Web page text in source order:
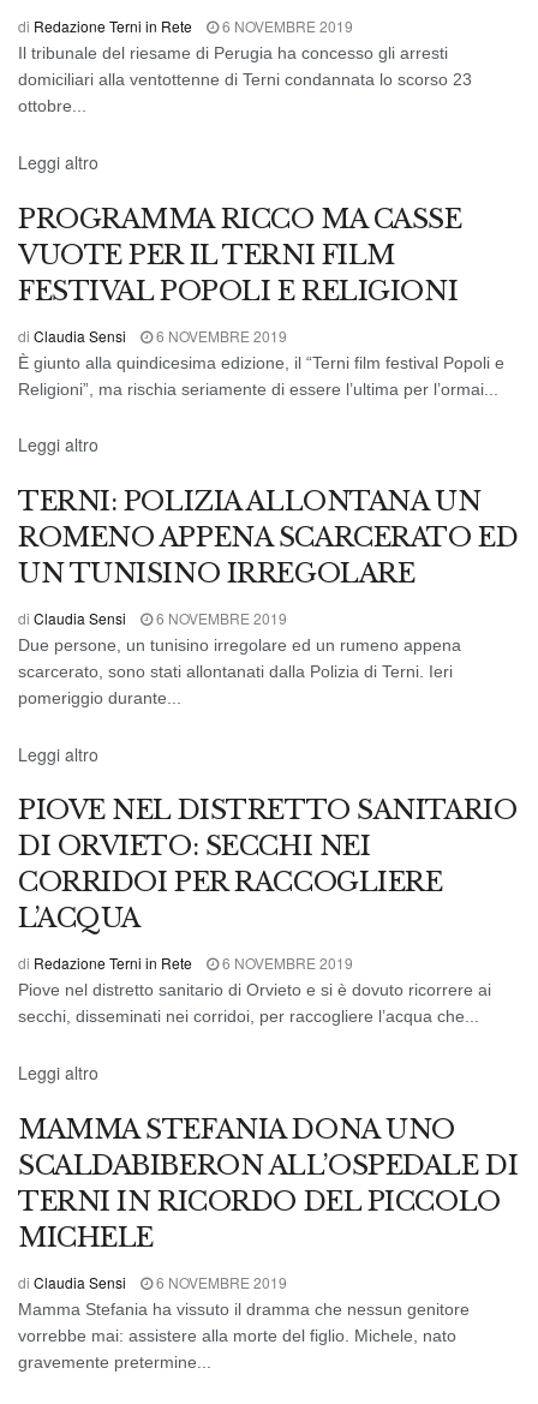
di Redazione Terni in Rete 6 NOVEMBRE 2019
Il tribunale del riesame di Perugia ha concesso gli arresti
domiciliari alla ventottenne di Terni condannata lo scorso 23
ottobre...
Leggi altro
EVENTI
PROGRAMMA RICCO MA CASSE
VUOTE PER IL TERNI FILM
FESTIVAL POPOLI E RELIGIONI
di Claudia Sensi 6 NOVEMBRE 2019
È giunto alla quindicesima edizione, il “Terni film festival Popoli e
Religioni”, ma rischia seriamente di essere l’ultima per l’ormai...
Leggi altro
CRONACA
TERNI: POLIZIA ALLONTANA UN
ROMENO APPENA SCARCERATO ED
UN TUNISINO IRREGOLARE
di Claudia Sensi 6 NOVEMBRE 2019
Due persone, un tunisino irregolare ed un rumeno appena
scarcerato, sono stati allontanati dalla Polizia di Terni. Ieri
pomeriggio durante...
Leggi altro
CRONACA DI ORVIETO
PIOVE NEL DISTRETTO SANITARIO
DI ORVIETO: SECCHI NEI
CORRIDOI PER RACCOGLIERE
L’ACQUA
di Redazione Terni in Rete 6 NOVEMBRE 2019
Piove nel distretto sanitario di Orvieto e si è dovuto ricorrere ai
secchi, disseminati nei corridoi, per raccogliere l’acqua che...
Leggi altro
CRONACA DI TERNI
MAMMA STEFANIA DONA UNO
SCALDABIBERON ALL’OSPEDALE DI
TERNI IN RICORDO DEL PICCOLO
MICHELE
di Claudia Sensi 6 NOVEMBRE 2019
Mamma Stefania ha vissuto il dramma che nessun genitore
vorrebbe mai: assistere alla morte del figlio. Michele, nato
gravemente pretermine...